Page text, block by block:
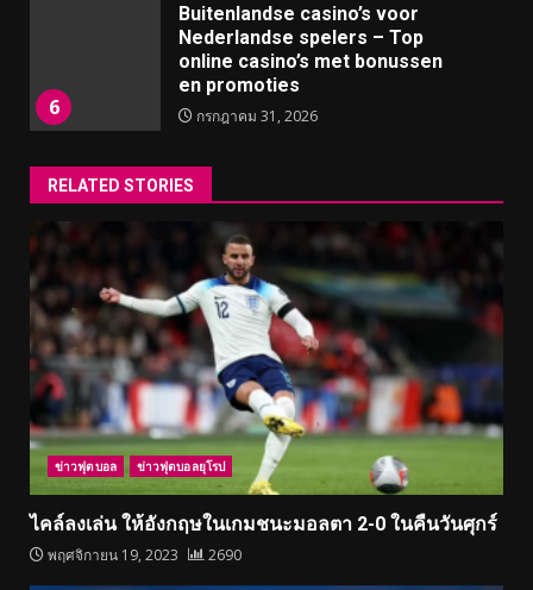
6
Buitenlandse casino’s voor
Nederlandse spelers – Top
online casino’s met bonussen
en promoties
กรกฎาคม 31, 2026
RELATED STORIES
ข่าวฟุตบอล ข่าวฟุตบอลยุโรป
ไคล์ลงเล่น ให้อังกฤษในเกมชนะมอลตา 2-0 ในคืนวันศุกร์
พฤศจิกายน 19, 2023 2690